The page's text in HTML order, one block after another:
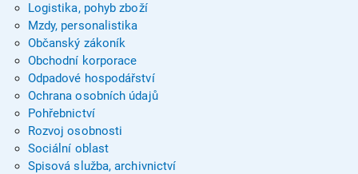
Logistika, pohyb zboží
Mzdy, personalistika
Občanský zákoník
Obchodní korporace
Odpadové hospodářství
Ochrana osobních údajů
Pohřebnictví
Rozvoj osobnosti
Sociální oblast
Spisová služba, archivnictví